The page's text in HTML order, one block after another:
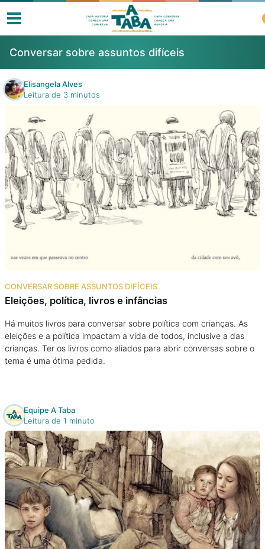
Livros
Resenhas
Clube de Leitores
Listas
Como ler?
Na família
Colunas
Colecionáveis
Cursos On line
E-Books
Eventos
Podcast
Conversar sobre assuntos difíceis
Elisangela Alves
Leitura de 3 minutos
CONVERSAR SOBRE ASSUNTOS DIFÍCEIS
Eleições, política, livros e infâncias
Há muitos livros para conversar sobre política com crianças. As
eleições e a política impactam a vida de todos, inclusive a das
crianças. Ter os livros como aliados para abrir conversas sobre o
tema é uma ótima pedida.
Equipe A Taba
Leitura de 1 minuto